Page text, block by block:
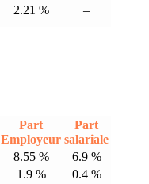
2.21 % –
Part
Employeur
Part
salariale
8.55 %
6.9 %
1.9 %
0.4 %